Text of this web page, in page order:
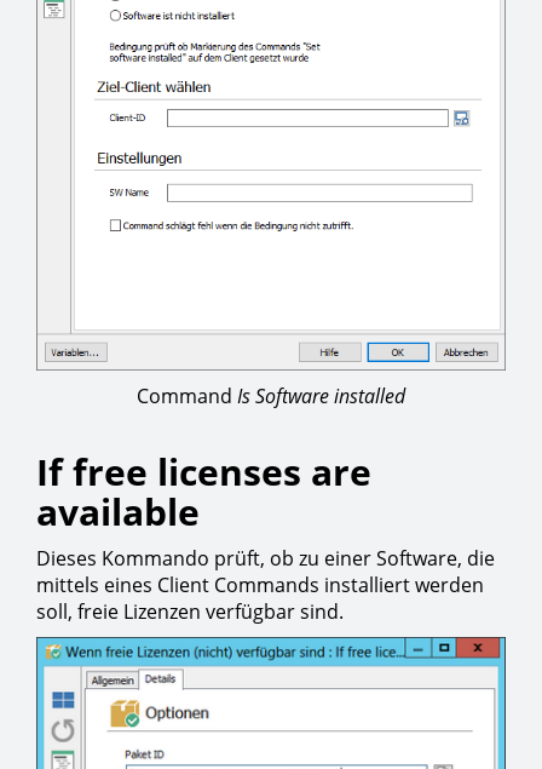
Command Is Software installed
If free licenses are
available
Dieses Kommando prüft, ob zu einer Software, die
mittels eines Client Commands installiert werden
soll, freie Lizenzen verfügbar sind.